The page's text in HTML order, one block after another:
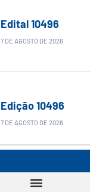
Edital 10496
7 DE AGOSTO DE 2026
Edição 10496
7 DE AGOSTO DE 2026